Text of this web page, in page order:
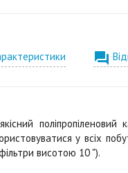

у всіх
висотою 10 ").